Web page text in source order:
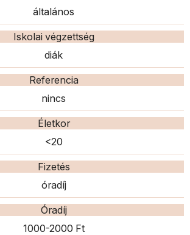
általános
Iskolai végzettség
diák
Referencia
nincs
Életkor
<20
Fizetés
óradíj
Óradíj
1000-2000 Ft